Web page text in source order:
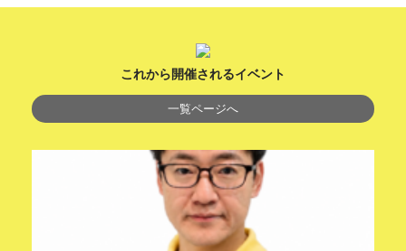
これから開催されるイベント
一覧ページへ